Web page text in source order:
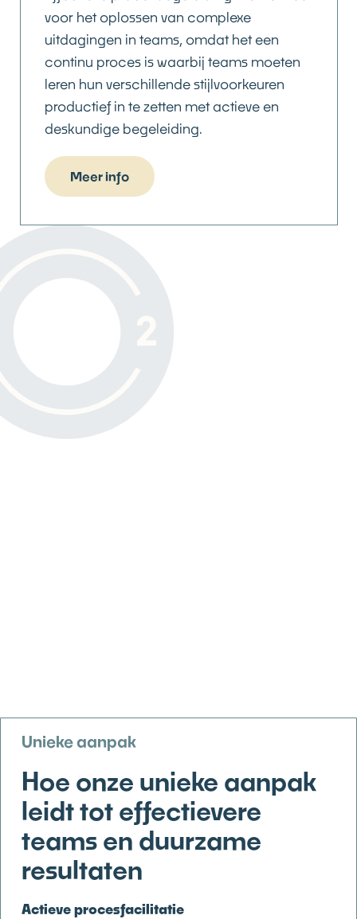
voor het oplossen van complexe
uitdagingen in teams, omdat het een
continu proces is waarbij teams moeten
leren hun verschillende stijlvoorkeuren
productief in te zetten met actieve en
deskundige begeleiding.
Meer info
Unieke aanpak
Hoe onze unieke aanpak
leidt tot effectievere
teams en duurzame
resultaten
Actieve procesfacilitatie